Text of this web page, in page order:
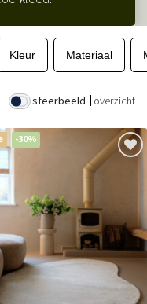
Kleur Materiaal
sfeerbeeld overzicht
-30%